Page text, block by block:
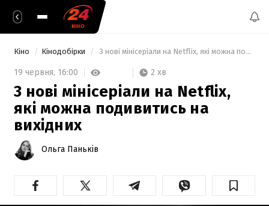
Кіно Кінодобірки 3 нові мінісеріали на Netflix, які можна подивитись на вихідних
19 червня, 16:00 2 хв
3 нові мінісеріали на Netflix,
які можна подивитись на
вихідних
Ольга Паньків